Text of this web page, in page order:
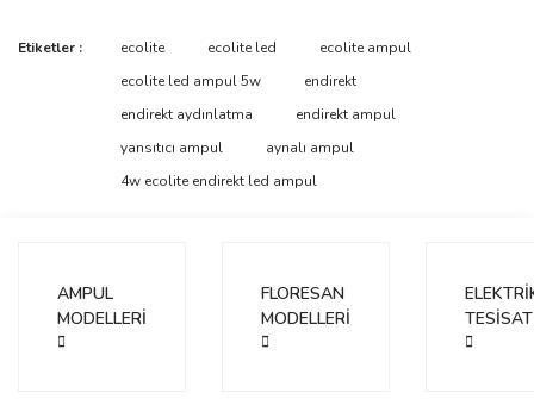
Bu ürüne ilk yorumu siz yapın!
Yorum Yaz
Bu ürünün fiyat bilgisi, resim, ürün açıklamalarında ve diğer
tarafımıza iletebilirsiniz.
Görüş ve önerileriniz için teşekkür ederiz.
Ürün resmi kalitesiz, bozuk veya görüntülenemiyor.
Bu ürüne benzer farklı alternatifler olmalı.
Etiketler : ecolite ecolite led
ecolite ampul
ecolite led ampul 5w
endirekt
endirekt aydınlatma
endirekt ampul
yansıtıcı ampul
aynalı ampul
4w ecolite endirekt led ampul
AMPUL
MODELLERİ
FLORESAN
MODELLERİ
TESİSAT